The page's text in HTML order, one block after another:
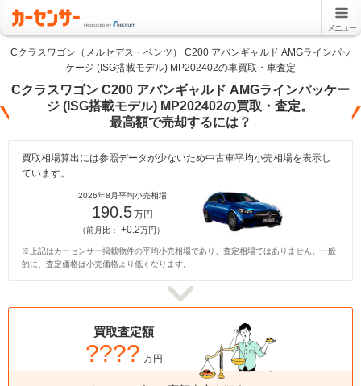
メニュー
Cクラスワゴン（メルセデス・ベンツ） C200 アバンギャルド AMGラインパッ
ケージ (ISG搭載モデル) MP202402の車買取・車査定
Cクラスワゴン C200 アバンギャルド AMGラインパッケー
ジ (ISG搭載モデル) MP202402の買取・査定。
最高額で売却するには？
買取相場算出には参照データが少ないため中古車平均小売相場を表示し
ています。
2026年8月平均小売相場
190.5万円
（前月比： +0.2万円）
※上記はカーセンサー掲載物件の平均小売相場であり、査定相場ではありません。一般
的に、査定価格は小売価格より低くなります。
買取査定額
???? 万円